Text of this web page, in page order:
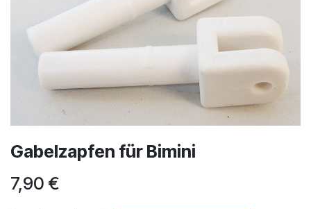
Gabelzapfen für Bimini
7,90 €